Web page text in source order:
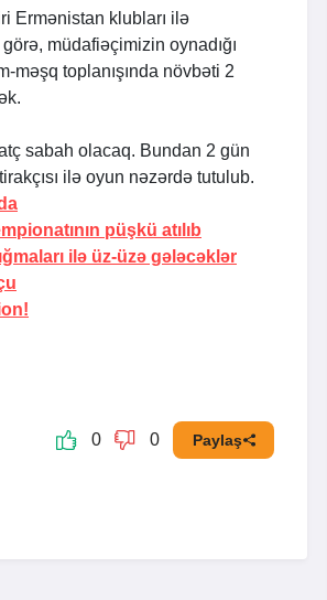
Ermənistan klubları ilə
görə, müdafiəçimizin oynadığı
məşq toplanışında növbəti 2
sabah olacaq. Bundan 2 gün
ilə oyun nəzərdə tutulub.
püşkü atılıb
ilə üz-üzə gələcəklər
0 0 Paylaş